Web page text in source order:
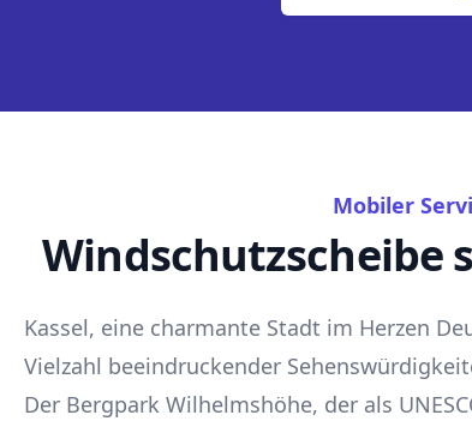
Mobiler
Windschutzscheibe
Kassel, eine charmante Stadt im Herzen
Vielzahl beeindruckender
Der Bergpark Wilhelmshöhe, der als